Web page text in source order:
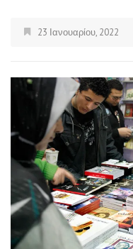
23 Ιανουαρίου, 2022